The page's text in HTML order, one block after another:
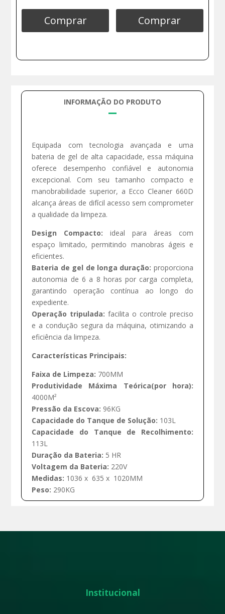
Comprar Comprar
INFORMAÇÃO DO PRODUTO
Equipada com tecnologia avançada e uma
bateria de gel de alta capacidade, essa máquina
oferece desempenho confiável e autonomia
excepcional. Com seu tamanho compacto e
manobrabilidade superior, a Ecco Cleaner 660D
alcança áreas de difícil acesso sem comprometer
a qualidade da limpeza.
Design Compacto: ideal para áreas com
espaço limitado, permitindo manobras ágeis e
eficientes.
Bateria de gel de longa duração: proporciona
autonomia de 6 a 8 horas por carga completa,
garantindo operação contínua ao longo do
expediente.
Operação tripulada: facilita o controle preciso
e a condução segura da máquina, otimizando a
eficiência da limpeza.
Características Principais:
Faixa de Limpeza: 700MM
Produtividade Máxima Teórica(por hora):
4000M²
Pressão da Escova: 96KG
Capacidade do Tanque de Solução: 103L
Capacidade do Tanque de Recolhimento:
113L
Duração da Bateria: 5 HR
Voltagem da Bateria: 220V
Medidas: 1036 x 635 x 1020MM
Peso: 290KG
Institucional